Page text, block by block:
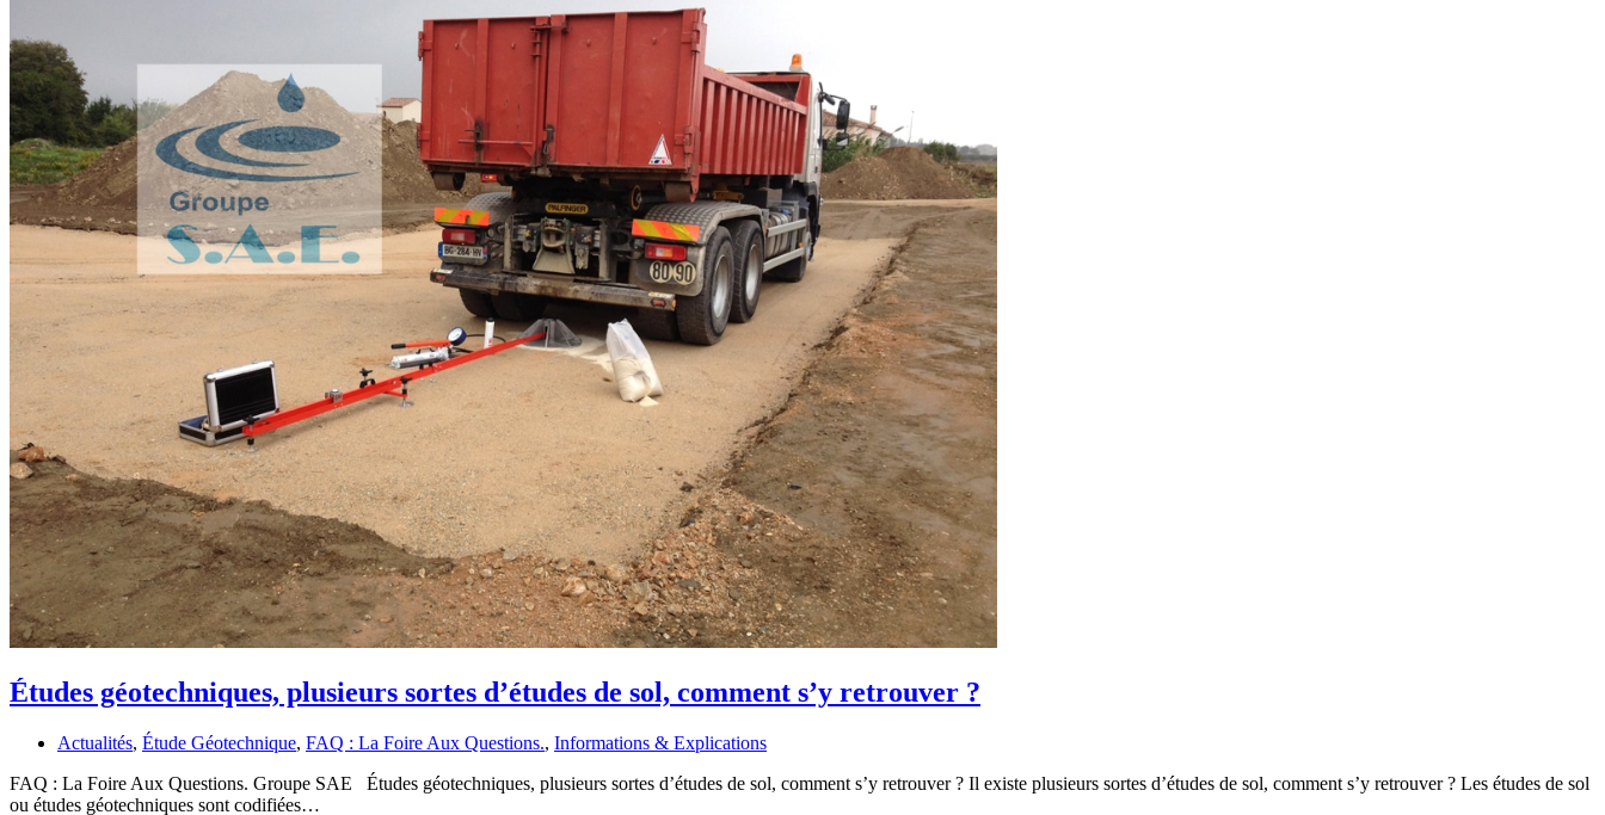
Études géotechniques, plusieurs sortes d’études de sol, comment s’y retrouver ?
Actualités, Étude Géotechnique, FAQ : La Foire Aux Questions., Informations & Explications
FAQ : La Foire Aux Questions. Groupe SAE Études géotechniques, plusieurs sortes d’études de sol, comment s’y retrouver ? Il existe plusieurs sortes d’études de sol, comment s’y retrouver ? Les études de sol
ou études géotechniques sont codifiées…